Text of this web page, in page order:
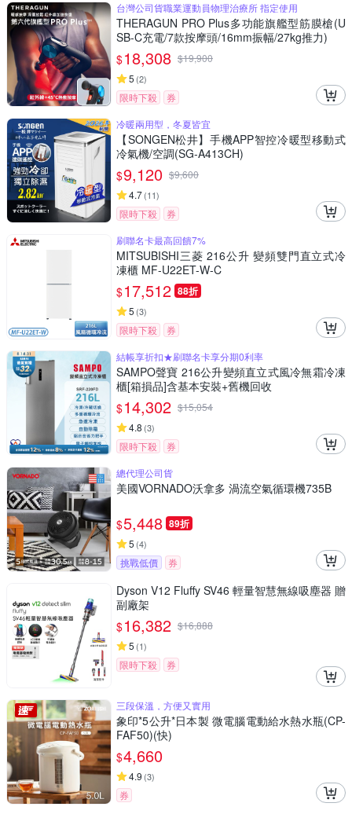
台灣公司貨職業運動員物理治療所 指定使用
THERAGUN PRO Plus多功能旗艦型筋膜槍(U
SB-C充電/7款按摩頭/16mm振幅/27kg推力)
$18,308 $19,900
5 (2)
限時下殺
券
冷暖兩用型，冬夏皆宜
【SONGEN松井】手機APP智控冷暖型移動式
冷氣機/空調(SG-A413CH)
$9,120 $9,600
4.7(11)
限時下殺
券
刷聯名卡最高回饋7%
MITSUBISHI三菱 216公升 變頻雙門直立式冷
凍櫃 MF-U22ET-W-C
$17,512 88折
5 (3)
限時下殺
券
結帳享折扣★刷聯名卡享分期0利率
SAMPO聲寶 216公升變頻直立式風冷無霜冷凍
櫃[箱損品]含基本安裝+舊機回收
$14,302 $15,054
4.8 (3)
限時下殺
券
總代理公司貨
美國VORNADO沃拿多 渦流空氣循環機735B
$5,448 89折
5 (4)
挑戰低價 券
Dyson V12 Fluffy SV46 輕量智慧無線吸塵器 贈
副廠架
$16,382 $16,888
5 (1)
限時下殺 券
三段保溫，方便又實用
象印*5公升*日本製 微電腦電動給水熱水瓶(CP-
FAF50)(快)
$4,660
4.9 (3)
券